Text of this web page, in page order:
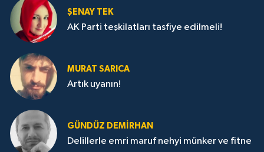
ŞENAY TEK
AK Parti teşkilatları tasfiye edilmeli!
MURAT SARICA
Artık uyanın!
GÜNDÜZ DEMIRHAN
Delillerle emri maruf nehyi münker ve fitne